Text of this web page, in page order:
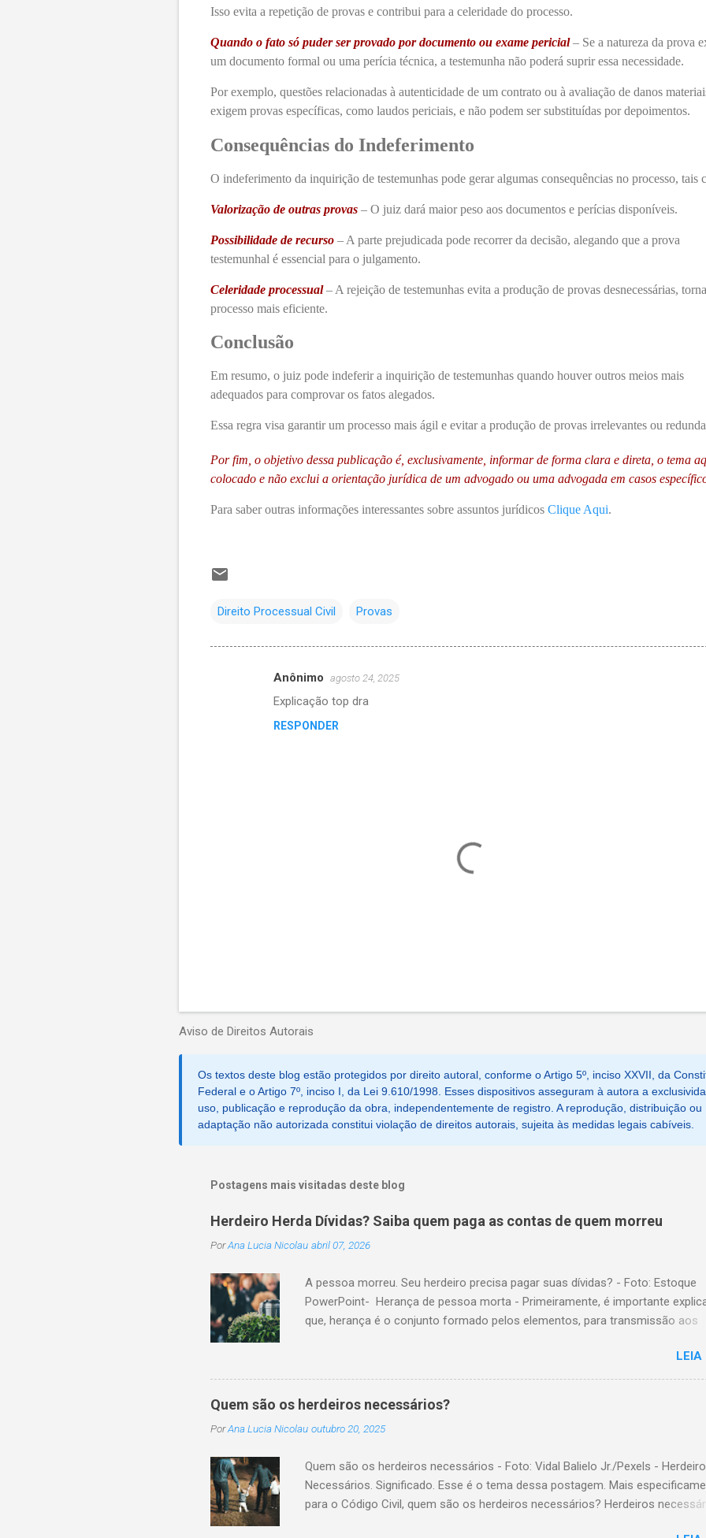
Isso evita a repetição de provas e contribui para a celeridade do processo.
Quando o fato só puder ser provado por documento ou exame pericial– Se a natureza da prova
um documento formal ou uma perícia técnica, a testemunha não poderá suprir essa necessidade.
Por exemplo, questões relacionadas à autenticidade de um contrato ou à avaliação de danos
exigem provas específicas, como laudos periciais, e não podem ser substituídas por depoimentos.
Consequências do Indeferimento
O indeferimento da inquirição de testemunhas pode gerar algumas consequências no processo, tais
Valorização de outras provas – O juiz dará maior peso aos documentos e perícias disponíveis.
Possibilidade de recurso – A parte prejudicada pode recorrer da decisão, alegando que a prova
testemunhal é essencial para o julgamento.
Celeridade processual– A rejeição de testemunhas evita a produção de provas desnecessárias,
processo mais eficiente.
Conclusão
Em resumo, o juiz pode indeferir a inquirição de testemunhas quando houver outros meios mais
adequados para comprovar os fatos alegados.
Essa regra visa garantir um processo mais ágil e evitar a produção de provas irrelevantes ou
Por fim, o objetivo dessa publicação é, exclusivamente, informar de forma clara e direta, o tema
colocado e não exclui a orientação jurídica de um advogado ou uma advogada em casos
Para saber outras informações interessantes sobre assuntos jurídicos Clique Aqui.
Direito Processual Civil Provas
Anônimo agosto 24, 2025
Explicação top dra
RESPONDER
o
t
u
m
c
o
á
i
Aviso de Direitos Autorais
Os textos deste blog estão protegidos por direito autoral, conforme o Artigo 5º, inciso XXVII, da
Federal e o Artigo 7º, inciso I, da Lei 9.610/1998. Esses dispositivos asseguram à autora a
uso, publicação e reprodução da obra, independentemente de registro. A reprodução, distribuição ou
adaptação não autorizada constitui violação de direitos autorais, sujeita às medidas legais cabíveis.
Postagens mais visitadas deste blog
Herdeiro Herda Dívidas? Saiba quem paga as contas de quem morreu
PorAna Lucia Nicolau abril 07, 2026
A pessoa morreu. Seu herdeiro precisa pagar suas dívidas? - Foto: Estoque
PowerPoint- Herança de pessoa morta - Primeiramente, é importante
que, herança é o conjunto formado pelos elementos, para transmissão aos
monetária, como, por exemplo, bens imóveis; B) negativos; ou seja,
não cumpridas, como, por exemplo, dívidas em dinheiro. Por isso, tem
a conclusão de que, quem herda crédito, também, herda débito. A
legítima ou testamentária. A sucessão legítima é a prevista em lei, para a
sucessão testamentária visa dar cumprimento à manifestação de última
da pessoa falecida, feita através de testamento. O herdeiro é responsável
pagamento de dívida deixada pela pessoa falecida de quem está...
LEIA
Quem são os herdeiros necessários?
PorAna Lucia Nicolau outubro 20, 2025
Quem são os herdeiros necessários - Foto: Vidal Balielo Jr./Pexels -
Necessários. Significado. Esse é o tema dessa postagem. Mais
para o Código Civil, quem são os herdeiros necessários? Herdeiros